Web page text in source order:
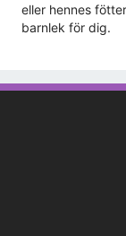
eller hennes
barnlek för dig.